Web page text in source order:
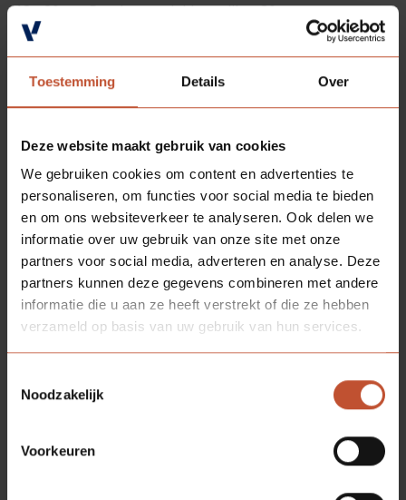
Toestemming Details Over
Deze website maakt gebruik van cookies
We gebruiken cookies om content en advertenties te
personaliseren, om functies voor social media te bieden
en om ons websiteverkeer te analyseren. Ook delen we
informatie over uw gebruik van onze site met onze
partners voor social media, adverteren en analyse. Deze
partners kunnen deze gegevens combineren met andere
informatie die u aan ze heeft verstrekt of die ze hebben
verzameld op basis van uw gebruik van hun services.
Noodzakelijk
Voorkeuren
18 - 20 µm Poedercoat laklaag dikte 80 µm